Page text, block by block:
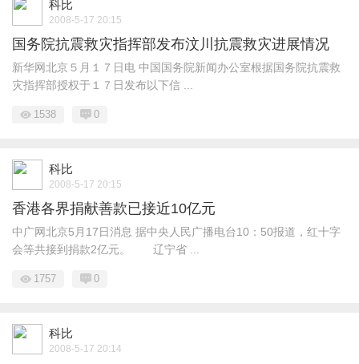
科比
2008-5-17 20:15
国务院抗震救灾指挥部发布汶川抗震救灾进展情况
新华网北京５月１７日电 中国国务院新闻办公室根据国务院抗震救
灾指挥部授权于１７日发布以下信 ...
1538 0
科比
2008-5-17 20:15
香港各界捐献善款已接近10亿元
中广网北京5月17日消息 据中央人民广播电台10：50报道，红十字
会等共接到捐款2亿元。 辽宁省 ...
1757 0
科比
2008-5-17 20:14